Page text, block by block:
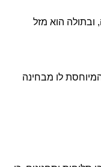
הוא מזל
לו מבחינה